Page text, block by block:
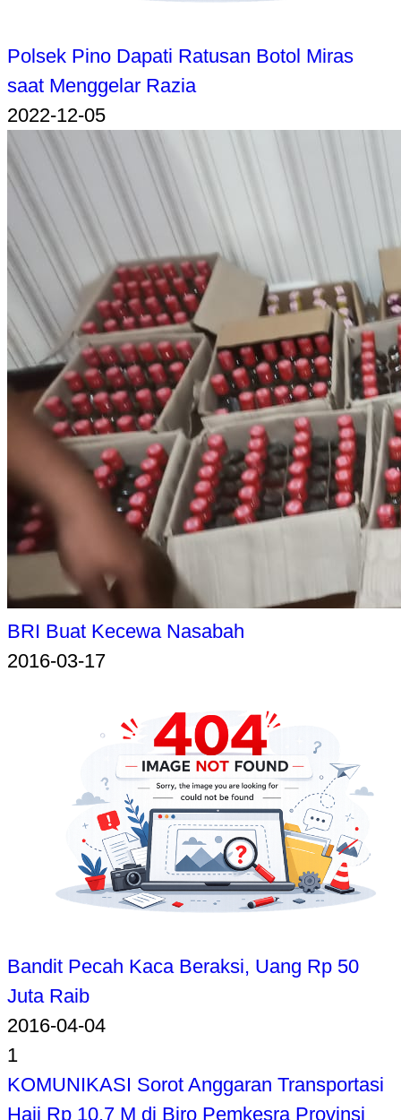
Polsek Pino Dapati Ratusan Botol Miras
saat Menggelar Razia
2022-12-05
BRI Buat Kecewa Nasabah
2016-03-17
Bandit Pecah Kaca Beraksi, Uang Rp 50
Juta Raib
2016-04-04
1
KOMUNIKASI Sorot Anggaran Transportasi
Haji Rp 10,7 M di Biro Pemkesra Provinsi